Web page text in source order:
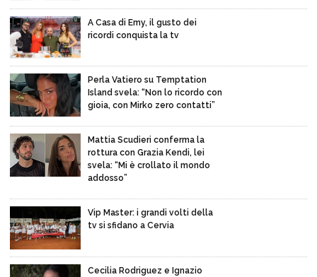
A Casa di Emy, il gusto dei
ricordi conquista la tv
Perla Vatiero su Temptation
Island svela: “Non lo ricordo con
gioia, con Mirko zero contatti”
Mattia Scudieri conferma la
rottura con Grazia Kendi, lei
svela: “Mi è crollato il mondo
addosso”
Vip Master: i grandi volti della
tv si sfidano a Cervia
Cecilia Rodriguez e Ignazio